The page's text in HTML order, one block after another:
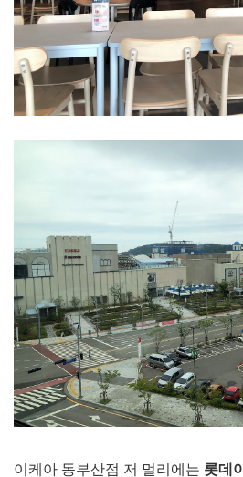
이케아 동부산점 저 멀리에는 롯데